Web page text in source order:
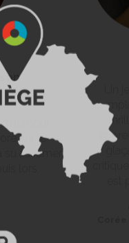
sur le
assumer